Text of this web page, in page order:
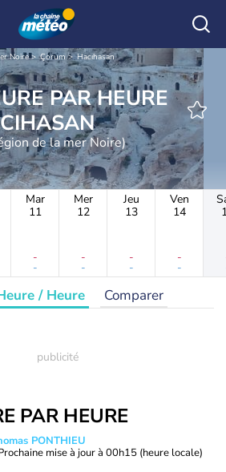
Noire Çorum Hacıhasan
PAR HEURE
de la mer Noire)
Mar
11
-
-
Mer
12
-
-
Jeu
13
-
-
Ven
14
-
-
/ Heure Comparer
PAR HEURE
PONTHIEU
mise à jour à 00h15 (heure locale)